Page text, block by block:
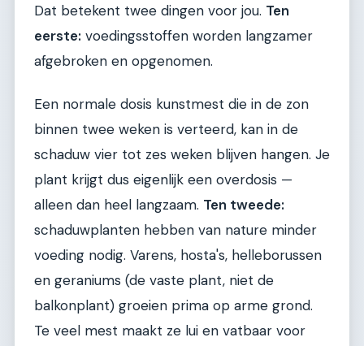
Dat betekent twee dingen voor jou. Ten
eerste: voedingsstoffen worden langzamer
afgebroken en opgenomen.
Een normale dosis kunstmest die in de zon
binnen twee weken is verteerd, kan in de
schaduw vier tot zes weken blijven hangen. Je
plant krijgt dus eigenlijk een overdosis —
alleen dan heel langzaam. Ten tweede:
schaduwplanten hebben van nature minder
voeding nodig. Varens, hosta's, helleborussen
en geraniums (de vaste plant, niet de
balkonplant) groeien prima op arme grond.
Te veel mest maakt ze lui en vatbaar voor